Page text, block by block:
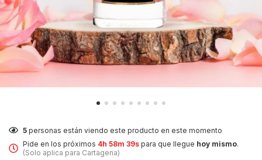
5 personas están viendo este producto en este momento
Pide en los próximos 4h 58m 39s para que llegue hoy mismo.
(Solo aplica para Cartagena)